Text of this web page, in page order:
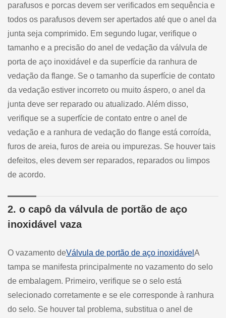
parafusos e porcas devem ser verificados em sequência e
todos os parafusos devem ser apertados até que o anel da
junta seja comprimido. Em segundo lugar, verifique o
tamanho e a precisão do anel de vedação da válvula de
porta de aço inoxidável e da superfície da ranhura de
vedação da flange. Se o tamanho da superfície de contato
da vedação estiver incorreto ou muito áspero, o anel da
junta deve ser reparado ou atualizado. Além disso,
verifique se a superfície de contato entre o anel de
vedação e a ranhura de vedação do flange está corroída,
furos de areia, furos de areia ou impurezas. Se houver tais
defeitos, eles devem ser reparados, reparados ou limpos
de acordo.
2. o capô da válvula de portão de aço
inoxidável vaza
O vazamento deVálvula de portão de aço inoxidável A
tampa se manifesta principalmente no vazamento do selo
de embalagem. Primeiro, verifique se o selo está
selecionado corretamente e se ele corresponde à ranhura
do selo. Se houver tal problema, substitua o anel de